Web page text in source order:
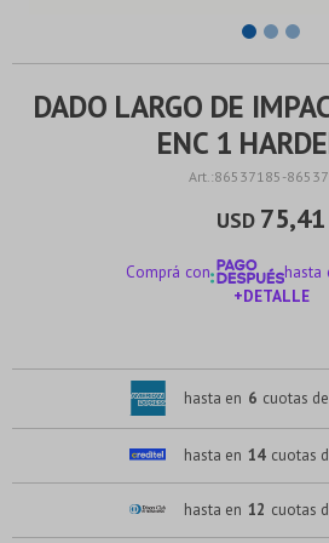
DADO LARGO DE
ENC 1
86537185-
USD 75,41
Comprá con
hasta
+DETALLE
hasta en 6 cuotas de
hasta en 14 cuotas
hasta en 12 cuotas